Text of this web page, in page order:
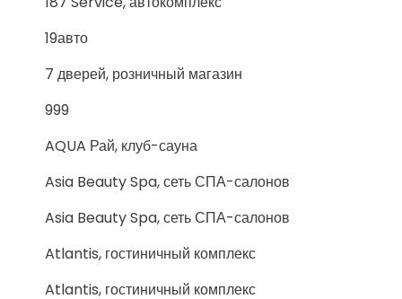
19авто
7 дверей, розничный магазин
999
AQUA Рай, клуб-сауна
Asia Beauty Spa, сеть СПА-салонов
Asia Beauty Spa, сеть СПА-салонов
Atlantis, гостиничный комплекс
Atlantis, гостиничный комплекс